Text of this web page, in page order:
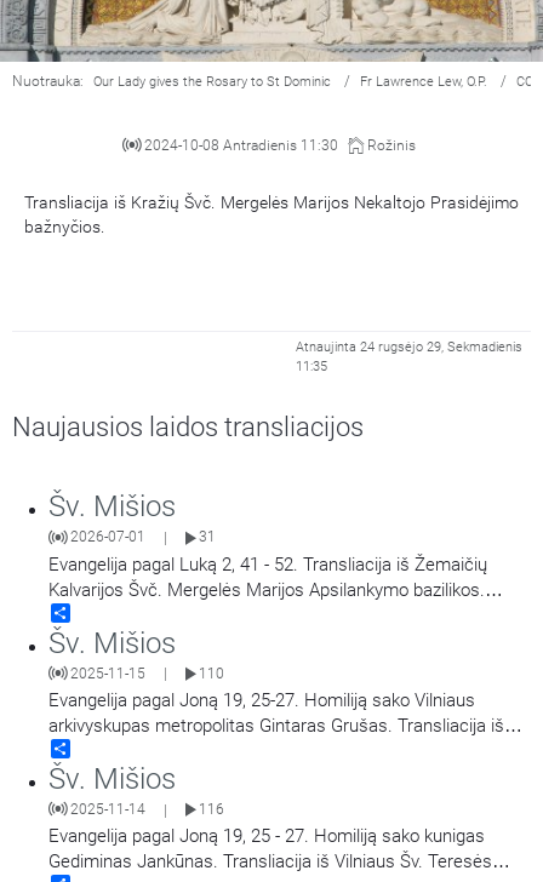
Nuotrauka: Our Lady gives the Rosary to St Dominic / Fr Lawrence Lew, O.P. / CC
2024-10-08 Antradienis 11:30 Rožinis
Transliacija iš Kražių Švč. Mergelės Marijos Nekaltojo Prasidėjimo
bažnyčios.
Atnaujinta 24 rugsėjo 29, Sekmadienis
11:35
Naujausios laidos transliacijos
Šv. Mišios
2026-07-01 31
Evangelija pagal Luką 2, 41 - 52. Transliacija iš Žemaičių
Kalvarijos Švč. Mergelės Marijos Apsilankymo bazilikos.
Didieji Žemaičių Kalvarijos atllaidai. Šv. Mišias aukoja arkiv.
Šv. Mišios
2025-11-15 110
Evangelija pagal Joną 19, 25-27. Homiliją sako Vilniaus
arkivyskupas metropolitas Gintaras Grušas. Transliacija iš
Vilniaus Šv. Teresės bažnyčios. Aušros Vartų Švč. Mergelės
Marijos Gailestingumo Motinos atlaidai.
Šv. Mišios
2025-11-14 | 116
Evangelija pagal Joną 19, 25 - 27. Homiliją sako kunigas
Gediminas Jankūnas. Transliacija iš Vilniaus Šv. Teresės